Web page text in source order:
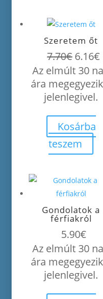
Szeretem őt
7.70€
price
was:
7.70€.
6.16€
Az elmúlt 30
ára
jelenlegivel.
Kosárba
teszem
Gondolatok a
férfiakról
5.90€
Az elmúlt 30
ára
jelenlegivel.